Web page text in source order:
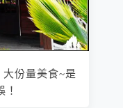
份量美食~是
！